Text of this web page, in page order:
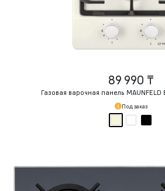
89 990 ₸
Газовая варочная панель MAUNFELD
Под заказ